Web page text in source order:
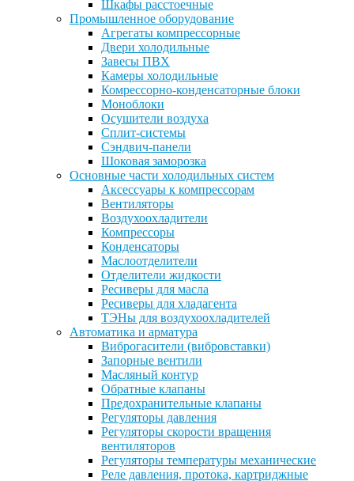
Шкафы расстоечные
Промышленное оборудование
Агрегаты компрессорные
Двери холодильные
Завесы ПВХ
Камеры холодильные
Комрессорно-конденсаторные блоки
Моноблоки
Осушители воздуха
Сплит-системы
Сэндвич-панели
Шоковая заморозка
Основные части холодильных систем
Аксессуары к компрессорам
Вентиляторы
Воздухоохладители
Компрессоры
Конденсаторы
Маслоотделители
Отделители жидкости
Ресиверы для масла
Ресиверы для хладагента
ТЭНы для воздухоохладителей
Автоматика и арматура
Виброгасители (вибровставки)
Запорные вентили
Масляный контур
Обратные клапаны
Предохранительные клапаны
Регуляторы давления
Регуляторы скорости вращения
вентиляторов
Регуляторы температуры механические
Реле давления, протока, картриджные